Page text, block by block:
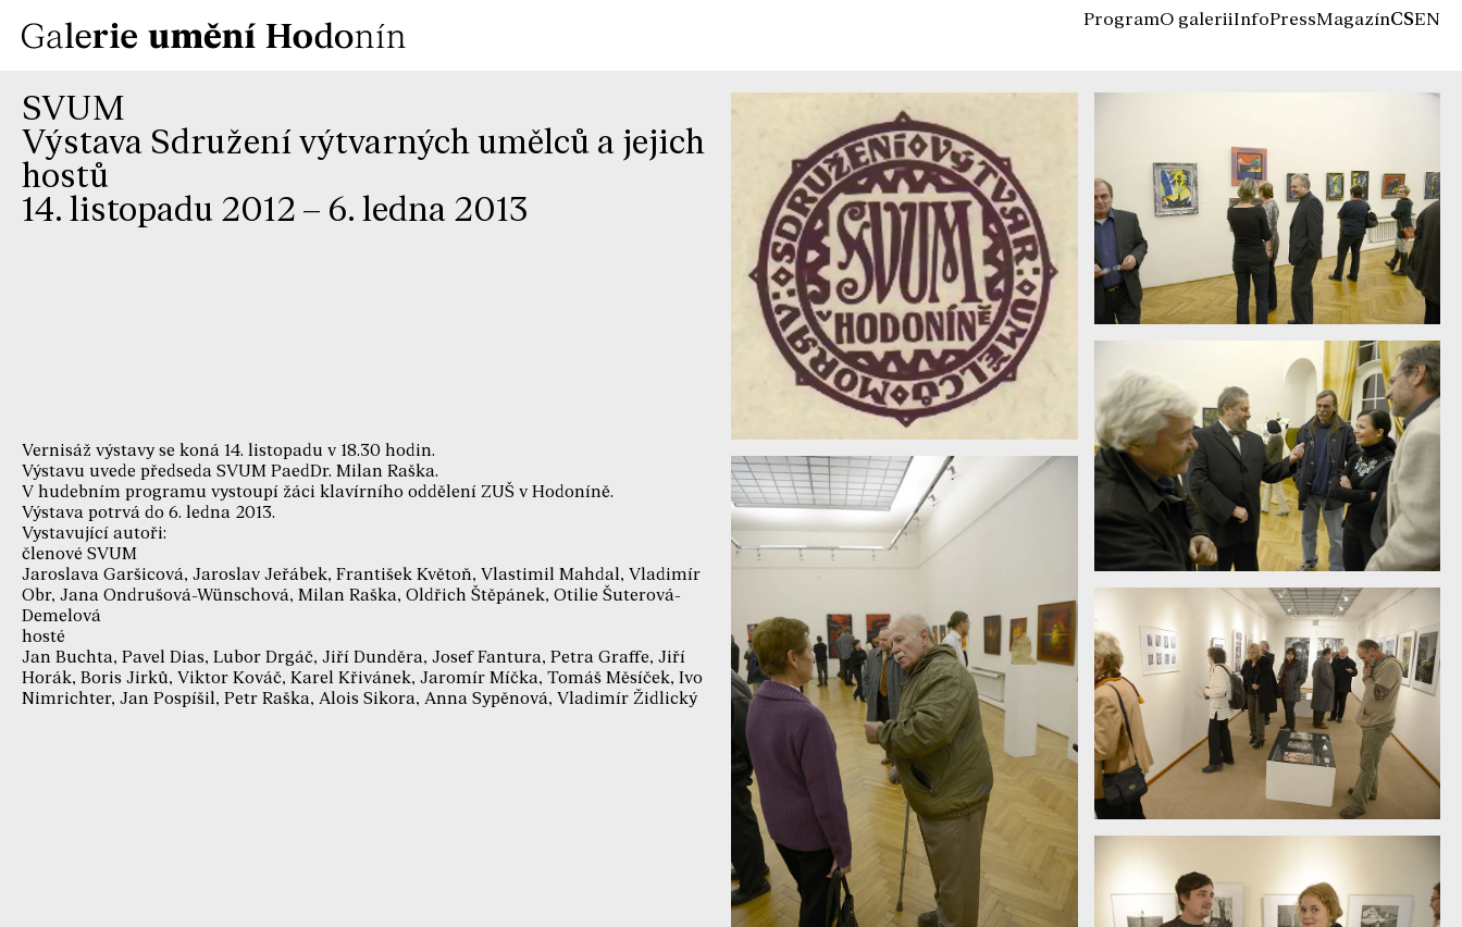
ProgramO galeriiInfoPressMagazínCSEN
SVUM
Výstava Sdružení výtvarných umělců a jejich
hostů
14. listopadu 2012 – 6. ledna 2013
Vernisáž výstavy se koná 14. listopadu v 18.30 hodin.
Výstavu uvede předseda SVUM PaedDr. Milan Raška.
V hudebním programu vystoupí žáci klavírního oddělení ZUŠ v Hodoníně.
Výstava potrvá do 6. ledna 2013.
Vystavující autoři:
členové SVUM
Jaroslava Garšicová, Jaroslav Jeřábek, František Květoň, Vlastimil Mahdal, Vladimír
Obr, Jana Ondrušová-Wünschová, Milan Raška, Oldřich Štěpánek, Otilie Šuterová-
Demelová
hosté
Jan Buchta, Pavel Dias, Lubor Drgáč, Jiří Dunděra, Josef Fantura, Petra Graffe, Jiří
Horák, Boris Jirků, Viktor Kováč, Karel Křivánek, Jaromír Míčka, Tomáš Měsíček, Ivo
Nimrichter, Jan Pospíšil, Petr Raška, Alois Sikora, Anna Sypěnová, Vladimír Židlický